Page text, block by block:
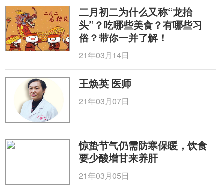
二月初二为什么又称“龙抬
头”？吃哪些美食？有哪些习
俗？带你一并了解！
21年03月14日
王焕英 医师
21年03月07日
惊蛰节气仍需防寒保暖，饮食
要少酸增甘来养肝
21年03月05日